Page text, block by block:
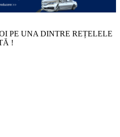
PE UNA DINTRE REȚELELE
!